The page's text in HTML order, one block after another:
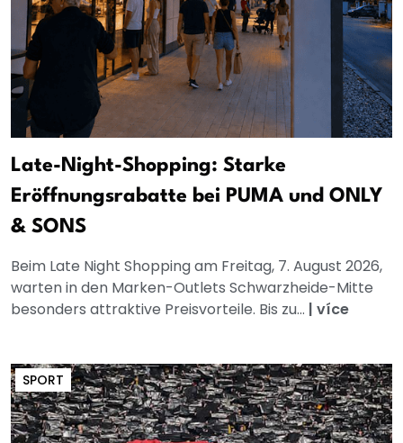
Late-Night-Shopping: Starke
Eröffnungsrabatte bei PUMA und ONLY
& SONS
Beim Late Night Shopping am Freitag, 7. August 2026,
warten in den Marken-Outlets Schwarzheide-Mitte
besonders attraktive Preisvorteile. Bis zu... | více
SPORT